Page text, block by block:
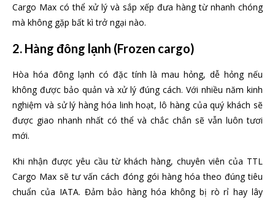
Cargo Max có thể xử lý và sắp xếp đưa hàng từ nhanh chóng
mà không gặp bất kì trở ngại nào.
2. Hàng đông lạnh (Frozen cargo)
Hòa hóa đông lạnh có đặc tính là mau hỏng, dễ hỏng nếu
không được bảo quản và xử lý đúng cách. Với nhiều năm kinh
nghiệm và sử lý hàng hóa linh hoạt, lô hàng của quý khách sẽ
được giao nhanh nhất có thể và chắc chắn sẽ vẫn luôn tươi
mới.
Khi nhận được yêu cầu từ khách hàng, chuyên viên của TTL
Cargo Max sẽ tư vấn cách đóng gói hàng hóa theo đúng tiêu
chuẩn của IATA. Đảm bảo hàng hóa không bị rò rỉ hay lây